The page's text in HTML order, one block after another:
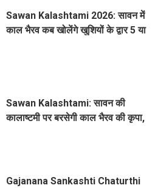
Sawan Kalashtami 2026: सावन में
काल भैरव कब खोलेंगे खुशियों के द्वार 5 या
Sawan Kalashtami: सावन की
कालाष्टमी पर बरसेगी काल भैरव की कृपा,
Gajanana Sankashti Chaturthi